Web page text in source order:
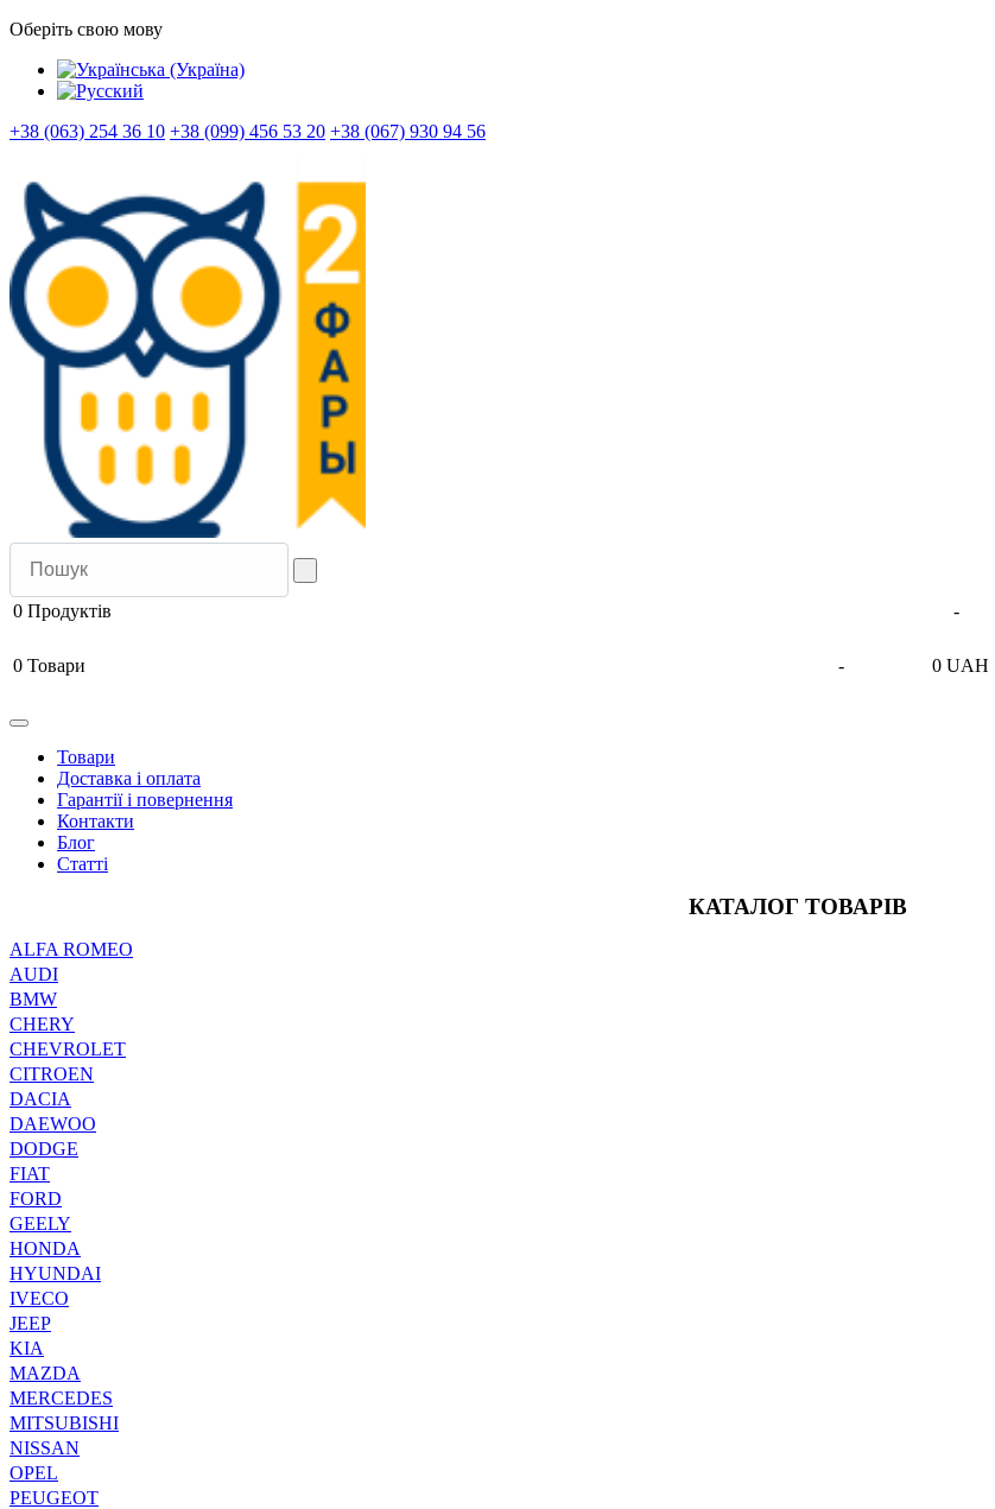
Оберіть свою мову
+38 (063) 254 36 10 +38 (099) 456 53 20 +38 (067) 930 94 56
0 Продуктів -
0 Товари -
0 UAH
Товари
Доставка і оплата
Гарантії і повернення
Контакти
Блог
Статті
КАТАЛОГ ТОВАРІВ
ALFA ROMEO
AUDI
BMW
CHERY
CHEVROLET
CITROEN
DACIA
DAEWOO
DODGE
FIAT
FORD
GEELY
HONDA
HYUNDAI
IVECO
JEEP
KIA
MAZDA
MERCEDES
MITSUBISHI
NISSAN
OPEL
PEUGEOT